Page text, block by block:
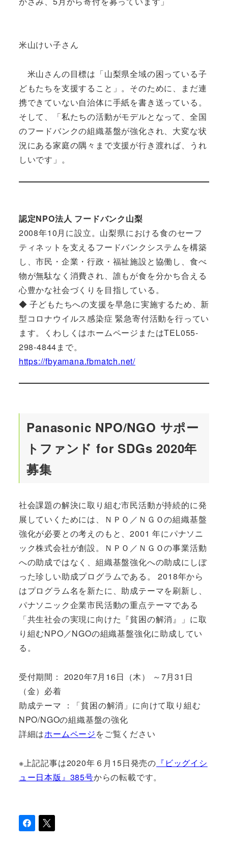
米山けい子さん
米山さんの目標は「山梨県全域の困っている子
どもたちを支援すること」。そのために、まだ連
携できていない自治体に手紙を書き送っている。
そして、「私たちの活動がモデルとなって、全国
のフードバンクの組織基盤が強化され、大変な状
況にある家庭の隅々まで支援が行き渡れば、うれ
しいです」。
認定NPO法人 フードバンク山梨
2008年10月に設立。山梨県における食のセーフ
ティネットを支えるフードバンクシステムを構築
し、市民・企業・行政・福祉施設と協働し、食べ
物が無駄なく消費され、誰もが食を分かち合える
心豊かな社会づくりを目指している。
◆ 子どもたちへの支援を早急に実施するため、新
型コロナウイルス感染症 緊急寄付活動を行ってい
ます。くわしくはホームページまたはTEL055-
298-4844まで。
https://fbyamana.fbmatch.net/
Panasonic NPO/NGO サポー
トファンド for SDGs 2020年
募集
社会課題の解決に取り組む市民活動が持続的に発
展していくためには、ＮＰＯ／ＮＧＯの組織基盤
強化が必要との考えのもと、2001 年にパナソニ
ック株式会社が創設。ＮＰＯ／ＮＧＯの事業活動
への助成ではなく、組織基盤強化への助成にしぼ
った珍しい助成プログラムである。 2018年から
はプログラム名を新たに、助成テーマを刷新し、
パナソニック企業市民活動の重点テーマである
「共生社会の実現に向けた『貧困の解消』」に取
り組むNPO／NGOの組織基盤強化に助成してい
る。
受付期間： 2020年7月16日（木） ～7月31日
（金）必着
助成テーマ ：「貧困の解消」に向けて取り組む
NPO/NGOの組織基盤の強化
詳細はホームページをご覧ください
※上記記事は2020年６月15日発売の 『ビッグイシ
ュー日本版』385号からの転載です。